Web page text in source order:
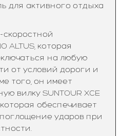
для активного отдыха
ALTUS, которая
на любую
от условий дороги и
того, он имеет
вилку SUNTOUR XCE
обеспечивает
ударов при